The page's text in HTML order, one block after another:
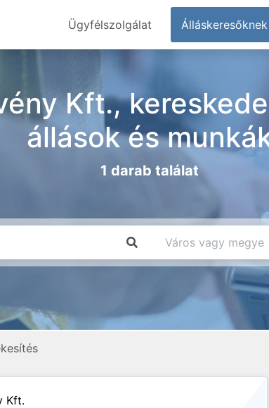
Ügyfélszolgálat Álláskeresőknek
Kft.,
állások és
1 darab találat
Kft.